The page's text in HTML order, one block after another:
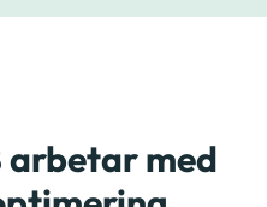
arbetar med